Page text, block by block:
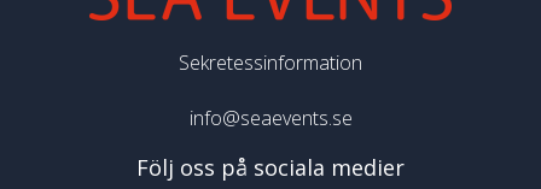
Sekretessinformation
info@seaevents.se
Följ oss på sociala medier